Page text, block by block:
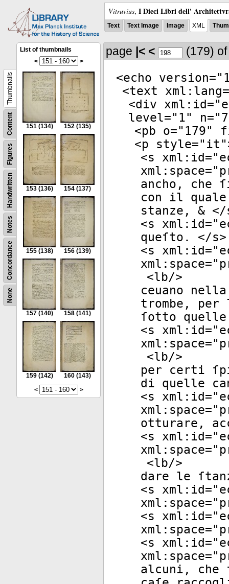
Vitruvius, I Dieci Libri dell'
Text Text Image Image XML
None
Concordance
Notes
Handwritten
Figures
Content
Thumbnails
List of thumbnails
<
>
151 (134) 152 (135)
153 (136) 154 (137)
155 (138) 156 (139)
157 (140) 158 (141)
159 (142) 160 (143)
<
>
page |< < (179)
<echo version="
<text xml:lang
<div xml:id="
level=" 1" n="
<pb o=" 179"
<p style=" it
<s xml:id="
xml:space="
ancho, che
con il
stanze, & </
<s xml:id="
queſto. </s>
<s xml:id="
xml:space="
<lb/>
ceuano
trombe,
ſotto
<s xml:id="
xml:space="
<lb/>
per certi
di quelle
<s xml:id="
xml:space="
otturare,
<s xml:id="
xml:space="
<lb/>
dare le
<s xml:id="
xml:space="
<s xml:id="
xml:space="
<s xml:id="
xml:space="
alcuni, che